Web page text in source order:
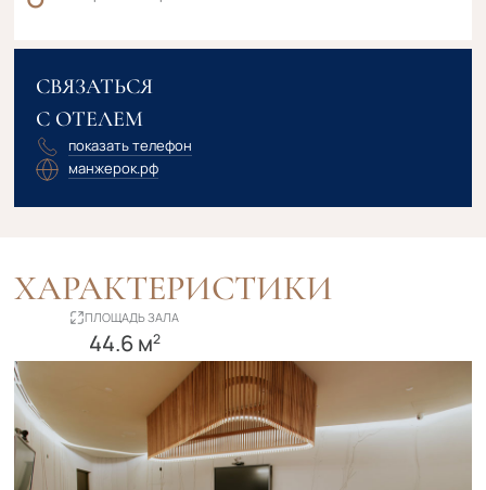
СВЯЗАТЬСЯ
С ОТЕЛЕМ
показать телефон
манжерок.рф
ХАРАКТЕРИСТИКИ
ПЛОЩАДЬ ЗАЛА
44.6 м2